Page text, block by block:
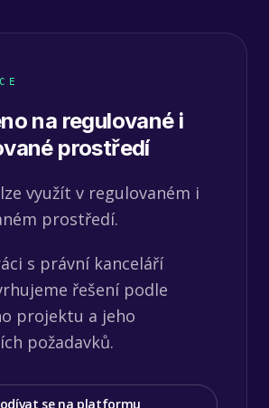
na regulované i
prostředí
využít v regulovaném i
prostředí.
s právní kanceláří
řešení podle
projektu a jeho
požadavků.
se na platformu